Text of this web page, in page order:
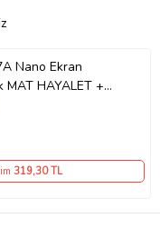
Nano Ekran
319,30 TL